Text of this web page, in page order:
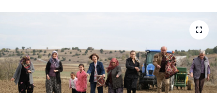
ESKİŞEHİRSPOR